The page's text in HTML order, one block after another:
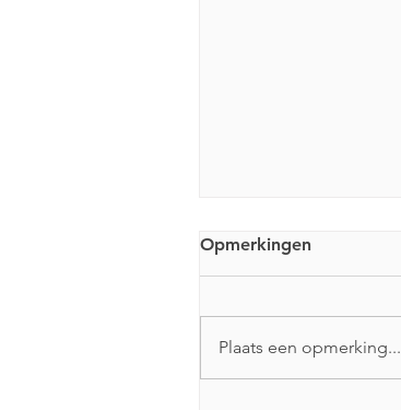
Opmerkingen
Plaats een opmerking...